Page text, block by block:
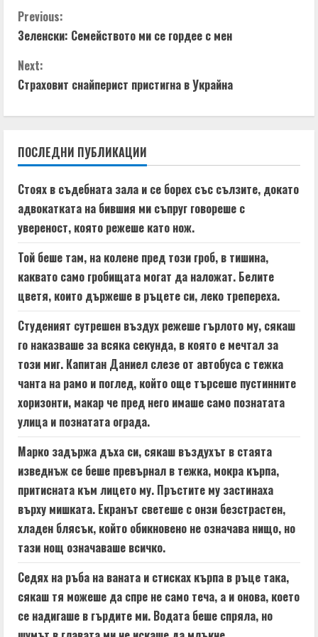
C
o
n
t
i
n
u
e
R
e
a
d
i
n
g
Previous:
Зеленски: Семейството ми се гордее с мен
Next:
Страховит снайперист пристигна в Украйна
ПОСЛЕДНИ ПУБЛИКАЦИИ
Стоях в съдебната зала и се борех със сълзите, докато
адвокатката на бившия ми съпруг говореше с
увереност, която режеше като нож.
Той беше там, на колене пред този гроб, в тишина,
каквато само гробищата могат да наложат. Белите
цветя, които държеше в ръцете си, леко трепереха.
Студеният сутрешен въздух режеше гърлото му, сякаш
го наказваше за всяка секунда, в която е мечтал за
този миг. Капитан Даниел слезе от автобуса с тежка
чанта на рамо и поглед, който още търсеше пустинните
хоризонти, макар че пред него имаше само познатата
улица и познатата ограда.
Марко задържа дъха си, сякаш въздухът в стаята
изведнъж се беше превърнал в тежка, мокра кърпа,
притисната към лицето му. Пръстите му застинаха
върху мишката. Екранът светеше с онзи безстрастен,
хладен блясък, който обикновено не означава нищо, но
тази нощ означаваше всичко.
Седях на ръба на ваната и стисках кърпа в ръце така,
сякаш тя можеше да спре не само теча, а и онова, което
се надигаше в гърдите ми. Водата беше спряла, но